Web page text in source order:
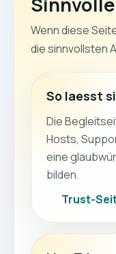
Wenn diese
die sinnvollsten
So laesst
Die
Hosts,
eine
bilden.
Trust-